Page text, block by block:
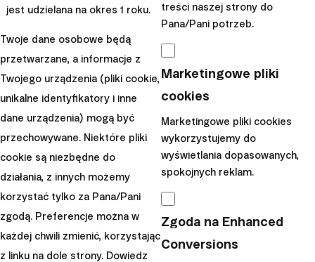
urodzinach
inwestycyjną przygodę z
Finax. Pora na pierwsze
podsumowanie i wnioski.
Zespół
Finax
|9. czerwca
2021
Wczytaj więcej
jest udzielana na okres 1 roku.
Twoje dane osobowe będą
przetwarzane, a informacje z
Twojego urządzenia (pliki cookie,
unikalne identyfikatory i inne
dane urządzenia) mogą być
przechowywane. Niektóre pliki
cookie są niezbędne do
działania, z innych możemy
korzystać tylko za Pana/Pani
zgodą. Preferencje można w
każdej chwili zmienić, korzystając
z linku na dole strony. Dowiedz
treści naszej strony do
Pana/Pani potrzeb.
Marketingowe pliki
cookies
Marketingowe pliki cookies
wykorzystujemy do
wyświetlania dopasowanych,
spokojnych reklam.
Zgoda na Enhanced
Conversions